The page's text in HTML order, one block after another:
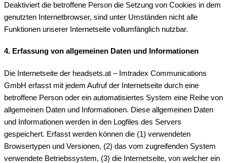
Deaktiviert die betroffene Person die Setzung von Cookies in dem
genutzten Internetbrowser, sind unter Umständen nicht alle
Funktionen unserer Internetseite vollumfänglich nutzbar.
4. Erfassung von allgemeinen Daten und Informationen
Die Internetseite der headsets.at – Imtradex Communications
GmbH erfasst mit jedem Aufruf der Internetseite durch eine
betroffene Person oder ein automatisiertes System eine Reihe von
allgemeinen Daten und Informationen. Diese allgemeinen Daten
und Informationen werden in den Logfiles des Servers
gespeichert. Erfasst werden können die (1) verwendeten
Browsertypen und Versionen, (2) das vom zugreifenden System
verwendete Betriebssystem, (3) die Internetseite, von welcher ein